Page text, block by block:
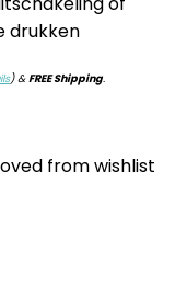
drukken
)&FREE Shipping.
from wishlist